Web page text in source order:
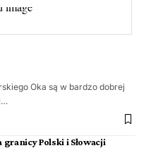
Oka są w bardzo dobrej
Polski i Słowacji